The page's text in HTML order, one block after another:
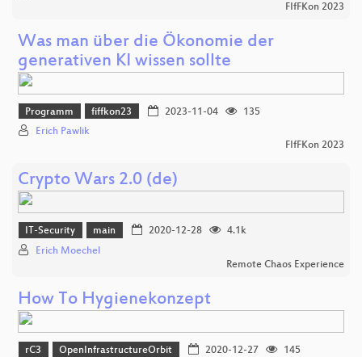
FIfFKon 2023
Was man über die Ökonomie der
generativen KI wissen sollte
Programm fiffkon23 2023-11-04
135
Erich Pawlik
FIfFKon 2023
Crypto Wars 2.0 (de)
IT-Security main 2020-12-28
4.1k
Erich Moechel
Remote Chaos Experience
How To Hygienekonzept
rC3 OpenInfrastructureOrbit 2020-12-27
145